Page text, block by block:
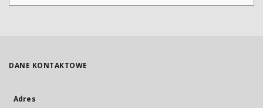
DANE KONTAKTOWE
Adres